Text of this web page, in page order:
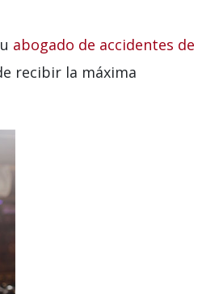
abogado de accidentes de
recibir la máxima